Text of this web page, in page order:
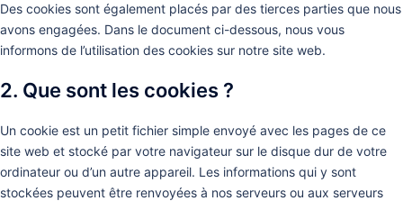
Des cookies sont également placés par des tierces parties que nous
avons engagées. Dans le document ci-dessous, nous vous
informons de l’utilisation des cookies sur notre site web.
2. Que sont les cookies ?
Un cookie est un petit fichier simple envoyé avec les pages de ce
site web et stocké par votre navigateur sur le disque dur de votre
ordinateur ou d’un autre appareil. Les informations qui y sont
stockées peuvent être renvoyées à nos serveurs ou aux serveurs